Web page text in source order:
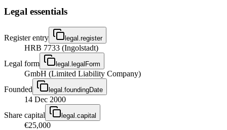
Legal essentials
Register entry legal.register
HRB 7733 (Ingolstadt)
Legal form
legal.legalForm
GmbH (Limited Liability Company)
Founded
legal.foundingDate
14 Dec 2000
Share capital
legal.capital
€25,000